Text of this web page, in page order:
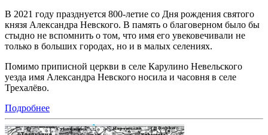
В 2021 году празднуется 800-летие со Дня рождения святого
князя Александра Невского. В память о благоверном было бы
стыдно не вспомнить о том, что имя его увековечивали не
только в больших городах, но и в малых селениях.
Помимо приписной церкви в селе Карулино Невельского
уезда имя Александра Невского носила и часовня в селе
Трехалёво.
Подробнее